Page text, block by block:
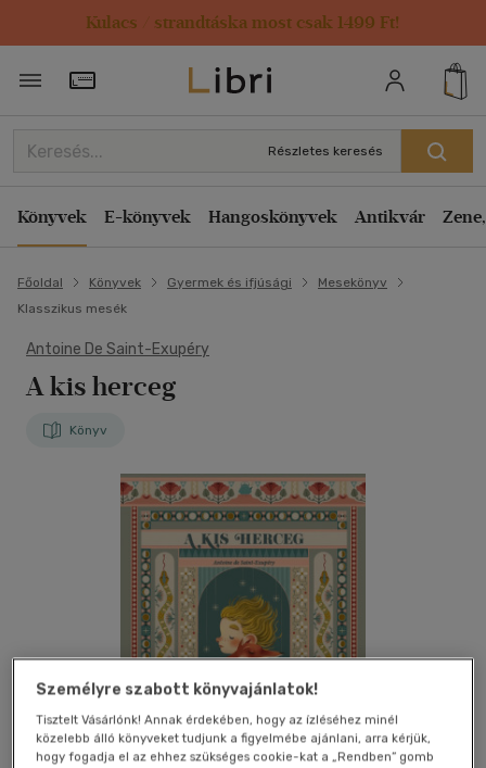
Kulacs / strandtáska most csak 1499 Ft!
Törzsvásárlói Kártya adatai
Részletes keresés
Könyvek E-könyvek Hangoskönyvek Antikvár
Főoldal Könyvek Gyermek és ifjúsági
Mesekönyv
Klasszikus mesék
Antoine De Saint-Exupéry
A kis herceg
Könyv
Személyre szabott könyvajánlatok!
Tisztelt Vásárlónk! Annak érdekében, hogy az ízléséhez minél
közelebb álló könyveket tudjunk a figyelmébe ajánlani, arra kérjük,
hogy fogadja el az ehhez szükséges cookie-kat a „Rendben” gomb